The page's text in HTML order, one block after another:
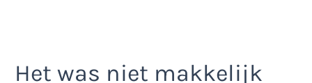
Het was niet makkelijk